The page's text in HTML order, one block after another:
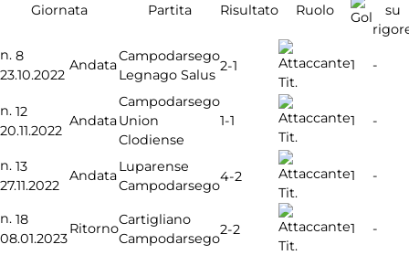
Giornata Partita Risultato Ruolo
n. 8
23.10.2022
Andata
Campodarsego
Legnago Salus
2-1
Tit.
1 -
n. 12
20.11.2022
Andata
Campodarsego
Union
Clodiense
1-1
Tit.
1 -
n. 13
27.11.2022
Andata
Luparense
Campodarsego
4-2
Tit.
1 -
n. 18
08.01.2023
Ritorno
Cartigliano
Campodarsego
2-2
Tit.
1 -